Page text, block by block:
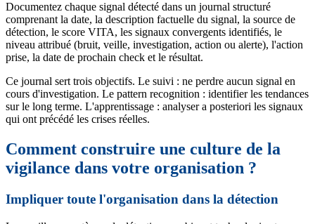
Documentez chaque signal détecté dans un journal structuré
comprenant la date, la description factuelle du signal, la source de
détection, le score VITA, les signaux convergents identifiés, le
niveau attribué (bruit, veille, investigation, action ou alerte), l'action
prise, la date de prochain check et le résultat.
Ce journal sert trois objectifs. Le suivi : ne perdre aucun signal en
cours d'investigation. Le pattern recognition : identifier les tendances
sur le long terme. L'apprentissage : analyser a posteriori les signaux
qui ont précédé les crises réelles.
Comment construire une culture de la
vigilance dans votre organisation ?
Impliquer toute l'organisation dans la détection